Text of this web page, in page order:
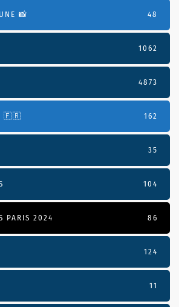
📸 48
1062
4873
! 🇫🇷 162
35
104
PARIS 2024 86
124
11